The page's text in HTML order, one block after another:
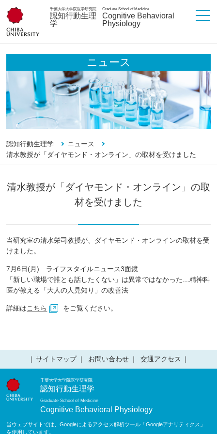
千葉大学大学院医学研究院
認知行動生理
学
Graduate School of Medicine
Cognitive Behavioral
Physiology
ニュース
認知行動生理学
ニュース
清水教授が「ダイヤモンド・オンライン」の取材を受けました
清水教授が「ダイヤモンド・オンライン」の取
材を受けました
当研究室の清水栄司教授が、ダイヤモンド・オンラインの取材を受
けました。
7月6日(月) ライフスタイルニュース3面鏡
「新しい職場で誰とも話したくない」は異常ではなかった…精神科
医が教える「大人の人見知り」の改善法
詳細はこちら をご覧ください。
サイトマップ お問い合わせ 交通アクセス
千葉大学大学院医学研究院
認知行動生理学
Graduate School of Medicine
Cognitive Behavioral Physiology
当ウェブサイトでは、Googleによるアクセス解析ツール「Googleアナリティクス」
を使用しています。